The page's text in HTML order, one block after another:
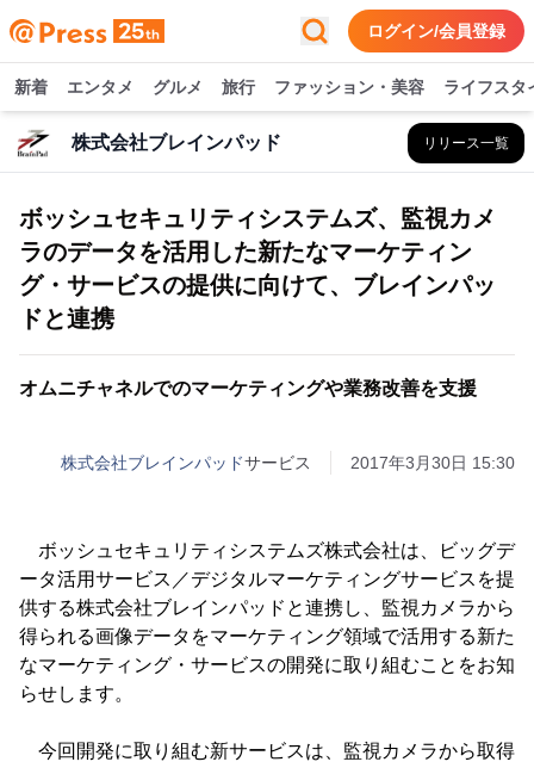
ログイン/会員登録
新着 エンタメ グルメ 旅行 ファッション・美容 ライフスタ
株式会社ブレインパッド リリース一覧
ボッシュセキュリティシステムズ、監視カメ
ラのデータを活用した新たなマーケティン
グ・サービスの提供に向けて、ブレインパッ
ドと連携
オムニチャネルでのマーケティングや業務改善を支援
株式会社ブレインパッドサービス 2017年3月30日 15:30
ボッシュセキュリティシステムズ株式会社は、ビッグデ
ータ活用サービス／デジタルマーケティングサービスを提
供する株式会社ブレインパッドと連携し、監視カメラから
得られる画像データをマーケティング領域で活用する新た
なマーケティング・サービスの開発に取り組むことをお知
らせします。
今回開発に取り組む新サービスは、監視カメラから取得